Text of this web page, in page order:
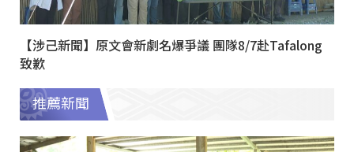
【涉己新聞】原文會新劇名爆爭議 團隊8/7赴Tafalong
致歉
推薦新聞